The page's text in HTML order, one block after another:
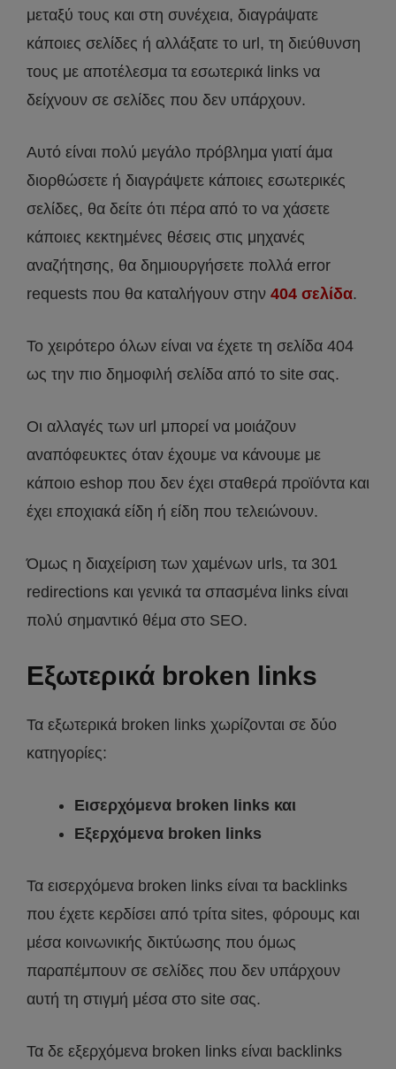
μεταξύ τους και στη συνέχεια, διαγράψατε
κάποιες σελίδες ή αλλάξατε το url, τη διεύθυνση
τους με αποτέλεσμα τα εσωτερικά links να
δείχνουν σε σελίδες που δεν υπάρχουν.
Αυτό είναι πολύ μεγάλο πρόβλημα γιατί άμα
διορθώσετε ή διαγράψετε κάποιες εσωτερικές
σελίδες, θα δείτε ότι πέρα από το να χάσετε
κάποιες κεκτημένες θέσεις στις μηχανές
αναζήτησης, θα δημιουργήσετε πολλά error
requests που θα καταλήγουν στην 404 σελίδα.
Το χειρότερο όλων είναι να έχετε τη σελίδα 404
ως την πιο δημοφιλή σελίδα από το site σας.
Οι αλλαγές των url μπορεί να μοιάζουν
αναπόφευκτες όταν έχουμε να κάνουμε με
κάποιο eshop που δεν έχει σταθερά προϊόντα και
έχει εποχιακά είδη ή είδη που τελειώνουν.
Όμως η διαχείριση των χαμένων urls, τα 301
redirections και γενικά τα σπασμένα links είναι
πολύ σημαντικό θέμα στο SEO.
Εξωτερικά broken links
Τα εξωτερικά broken links χωρίζονται σε δύο
κατηγορίες:
Εισερχόμενα broken links και
Εξερχόμενα broken links
Τα εισερχόμενα broken links είναι τα backlinks
που έχετε κερδίσει από τρίτα sites, φόρουμς και
μέσα κοινωνικής δικτύωσης που όμως
παραπέμπουν σε σελίδες που δεν υπάρχουν
αυτή τη στιγμή μέσα στο site σας.
Τα δε εξερχόμενα broken links είναι backlinks